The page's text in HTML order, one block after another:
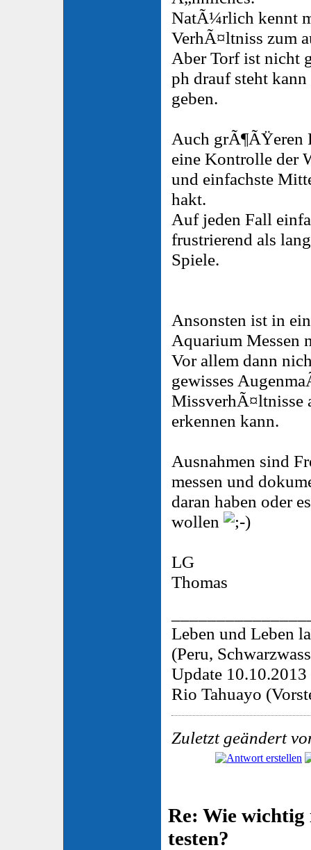
NatÃ¼rlich kennt
VerhÃ¤ltniss zum
Aber Torf ist nicht
ph drauf steht
geben.
Auch grÃ¶ÃŸeren
eine Kontrolle der
und einfachste
hakt.
Auf jeden Fall
frustrierend als
Spiele.
Ansonsten ist in
Aquarium Messen
Vor allem dann
gewisses
MissverhÃ¤ltnisse
erkennen kann.
Ausnahmen sind
messen und
daran haben oder
wollen
LG
Thomas
Leben und Leben
(Peru,
Update 10.10.2013
Rio Tahuayo
Zuletzt geändert
Re: Wie wichtig
testen?